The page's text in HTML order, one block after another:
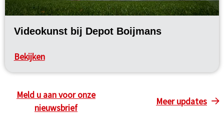
Videokunst bij Depot Boijmans
Bekijken
Meld u aan voor onze
nieuwsbrief
Meer updates